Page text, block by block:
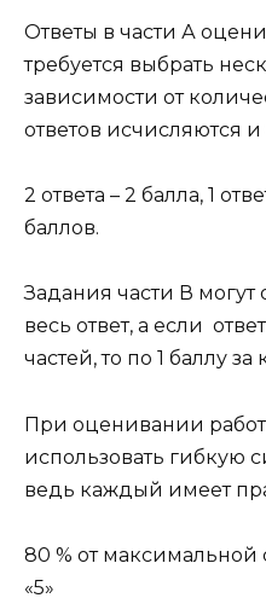
Ответы в части А
требуется выбрать
зависимости от
ответов исчисляются и
2 ответа – 2 балла, 1
баллов.
Задания части В могут
весь ответ, а если
частей, то по 1 баллу
При оценивании
использовать гибкую
ведь каждый имеет
80 % от
«5»